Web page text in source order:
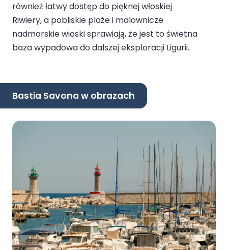
również łatwy dostęp do pięknej włoskiej
Riwiery, a pobliskie plaże i malownicze
nadmorskie wioski sprawiają, że jest to świetna
baza wypadowa do dalszej eksploracji Ligurii.
Bastia Savona w obrazach